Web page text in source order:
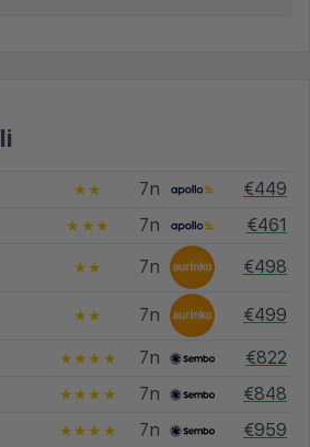
★★ 7n
€449
★★★ 7n
€461
★★ 7n €498
★★ 7n €499
★★★★ 7n
€822
★★★★ 7n
€848
★★★★ 7n
€959